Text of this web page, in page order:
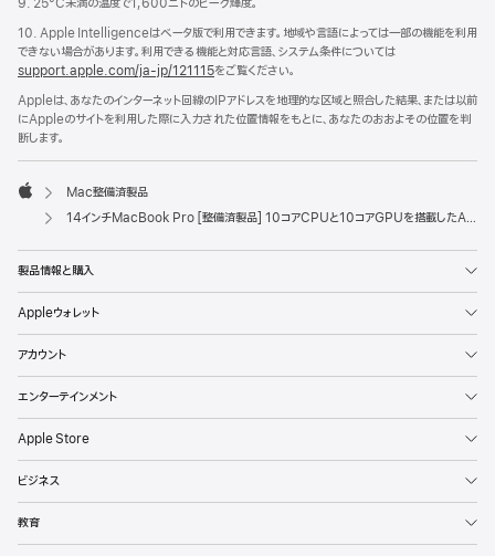
9. 25°C未満の温度で1,600ニトのピーク輝度。
10. Apple Intelligenceはベータ版で利用できます。地域や言語によっては一部の機能を利用
できない場合があります。利用できる機能と対応言語、システム条件については
support.apple.com/ja-jp/121115をご覧ください。
Appleは、あなたのインターネット回線のIPアドレスを地理的な区域と照合した結果、または以前
にAppleのサイトを利用した際に入力された位置情報をもとに、あなたのおおよその位置を判
断します。
Mac整備済製品
14インチMacBook Pro [整備済製品] 10コアCPUと10コアGPUを搭載したApple M5チップ - シルバー
製品情報と購入
Appleウォレット
アカウント
エンターテインメント
Apple Store
ビジネス
教育